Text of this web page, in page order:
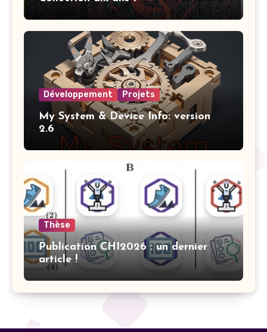
Développement Projets
My System & Device Info: version
2.6
Thèse
Publication CHI2026 : un dernier
article !